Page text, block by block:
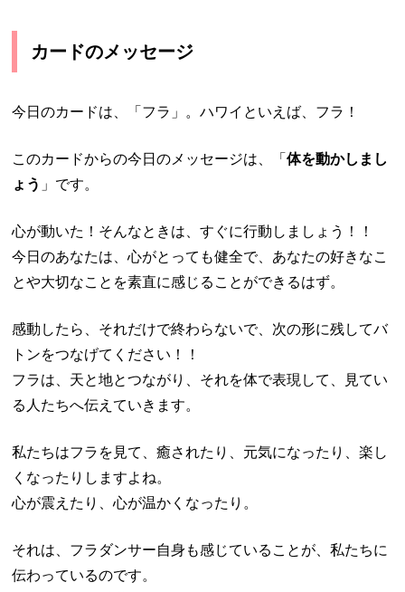
カードのメッセージ
今日のカードは、「フラ」。ハワイといえば、フラ！
このカードからの今日のメッセージは、「体を動かしまし
ょう 」です。
心が動いた！そんなときは、すぐに行動しましょう！！
今日のあなたは、心がとっても健全で、あなたの好きなこ
とや大切なことを素直に感じることができるはず。
感動したら、それだけで終わらないで、次の形に残してバ
トンをつなげてください！！
フラは、天と地とつながり、それを体で表現して、見てい
る人たちへ伝えていきます。
私たちはフラを見て、癒されたり、元気になったり、楽し
くなったりしますよね。
心が震えたり、心が温かくなったり。
それは、フラダンサー自身も感じていることが、私たちに
伝わっているのです。